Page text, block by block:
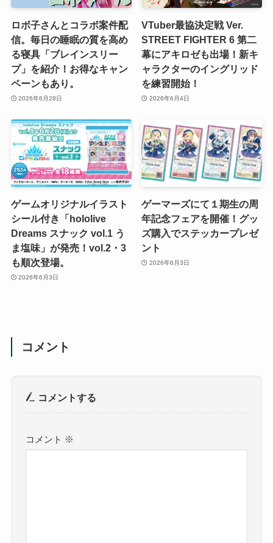
ロボ子さんとコラボ案件配
信。毎日の睡眠の質を高め
る寝具「ブレインスリー
プ」を紹介！お得なキャン
ペーンもあり。
2026年6月28日
VTuber最協決定戦 Ver.
STREET FIGHTER 6 第二
幕にアキロゼも出場！新キ
ャラクターのイングリッド
を練習開始！
2026年6月4日
ゲームオリジナルイラスト
シール付き「hololive
Dreams スナック vol.1 う
ま塩味」が発売！vol.2・3
も順次登場。
2026年6月3日
ゲーマーズにて１期生の周
年記念フェアを開催！グッ
ズ購入でステッカープレゼ
ント
2026年6月3日
コメント
コメントする
コメント ※